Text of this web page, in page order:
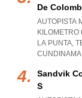
De
AUTOPISTA
LA PUNTA,
Sandvik
S